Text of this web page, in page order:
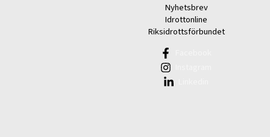
Nyhetsbrev
Idrottonline
Riksidrottsförbundet